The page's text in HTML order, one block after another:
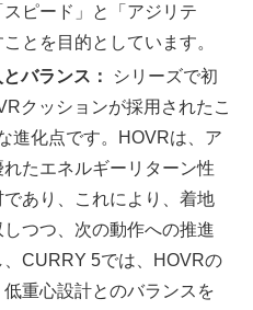
ピード」と「アジリテ
とを目的としています。
バランス：
シリーズで初
クッションが採用されたこ
進化点です。HOVRは、ア
たエネルギーリターン性
あり、これにより、着地
つつ、次の動作への推進
CURRY 5では、HOVRの
重心設計とのバランスを